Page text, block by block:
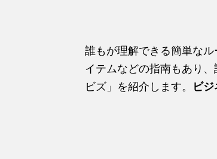
誰もが理解できる簡単な
イテムなどの指南もあり
ビズ」を紹介します。
ビ